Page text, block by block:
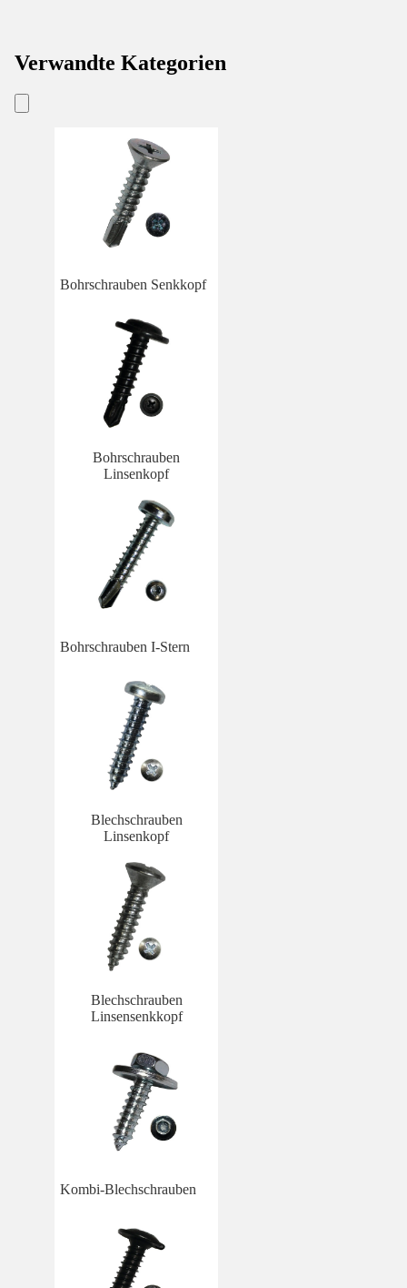
Verwandte Kategorien
Bohrschrauben Senkkopf
Bohrschrauben
Linsenkopf
Bohrschrauben I-Stern
Blechschrauben
Linsenkopf
Blechschrauben
Linsensenkkopf
Kombi-Blechschrauben